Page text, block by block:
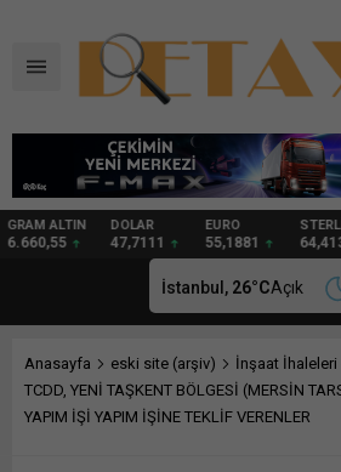
DOLAR
47,7111
EURO
55,1881
STERLİN
64,4139
BIST
İstanbul, 26°CAçık
Anasayfa eski site (arşiv)
İnşaat İhaleleri
TCDD, YENİ TAŞKENT BÖLGESİ (MERSİN
YAPIM İŞİ YAPIM İŞİNE TEKLİF VERENLER